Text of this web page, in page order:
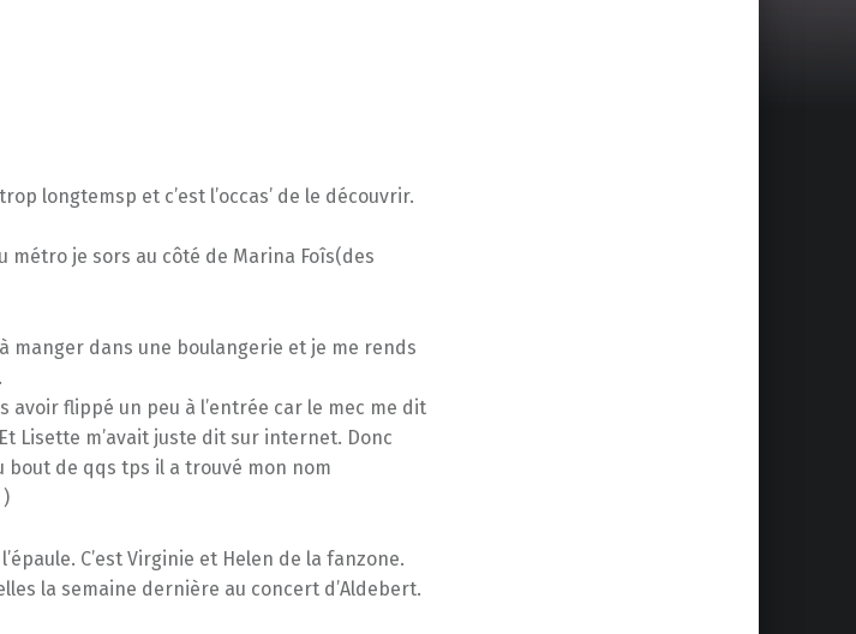
longtemsp et c’est l’occas’ de le découvrir.
métro je sors au côté de Marina Foîs(des
manger dans une boulangerie et je me rends
avoir flippé un peu à l’entrée car le mec me dit
Et Lisette m’avait juste dit sur internet. Donc
bout de qqs tps il a trouvé mon nom
)
C’est Virginie et Helen de la fanzone.
la semaine dernière au concert d’Aldebert.